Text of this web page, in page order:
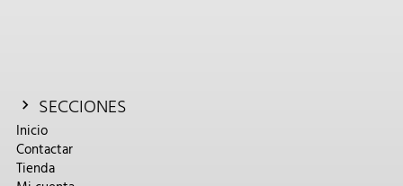
SECCIONES
Inicio
Contactar
Tienda